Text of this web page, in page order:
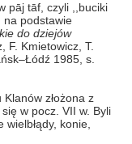
pāj tāf, czyli ,,buciki
na podstawie
do dziejów
F. Kmietowicz, T.
1985, s.
złożona z
w pocz. VII w. Byli
konie,